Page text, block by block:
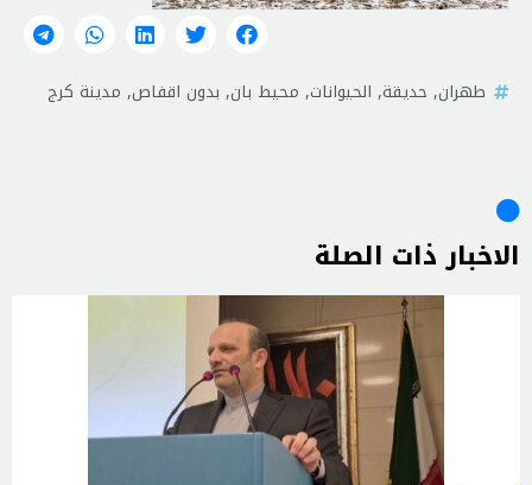
طهران, حديقة, الحيوانات, محيط بان, بدون اقفاص, مدينة كرج
الاخبار ذات الصلة